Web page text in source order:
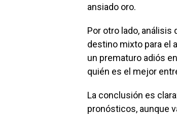
ansiado oro.
Por otro lado, análisis
destino mixto para el
un prematuro adiós
quién es el mejor
La conclusión es
pronósticos, aunque